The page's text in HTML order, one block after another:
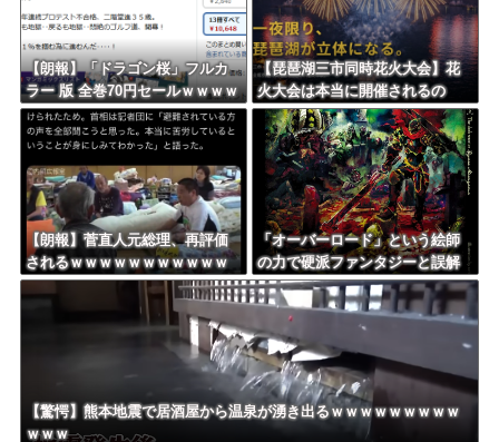
【朗報】「ドラゴン桜」フルカ
ラー 版 全巻70円セールｗｗｗｗ
ｗｗｗｗ スポーツ漫画50％ポ
イント還元セール
【琵琶湖三市同時花火大会】花
火大会は本当に開催されるの
か…ＨＰで観覧券販売も消防へ
の申請なし、３自治体は「関与
してない」と声明
【朗報】菅直人元総理、再評価
されるｗｗｗｗｗｗｗｗｗｗｗ
ｗｗｗｗｗｗｗ
「オーバーロード」という絵師
の力で硬派ファンタジーと誤解
させ人気出たなろう作品ｗｗｗ
ｗｗｗｗｗｗ
【驚愕】熊本地震で居酒屋から温泉が湧き出るｗｗｗｗｗｗｗｗｗ
ｗｗｗ